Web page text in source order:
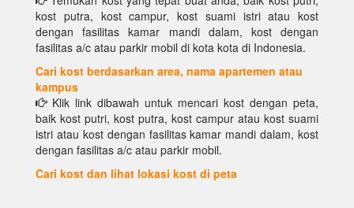
kost putra, kost campur, kost suami istri atau kost
dengan fasilitas kamar mandi dalam, kost dengan
fasilitas a/c atau parkir mobil di kota kota di Indonesia.
Cari kost berdasarkan area, nama apartemen atau
kampus
Klik link dibawah untuk mencari kost dengan peta,
baik kost putri, kost putra, kost campur atau kost suami
istri atau kost dengan fasilitas kamar mandi dalam, kost
dengan fasilitas a/c atau parkir mobil.
Cari kost dan lihat lokasi kost di peta